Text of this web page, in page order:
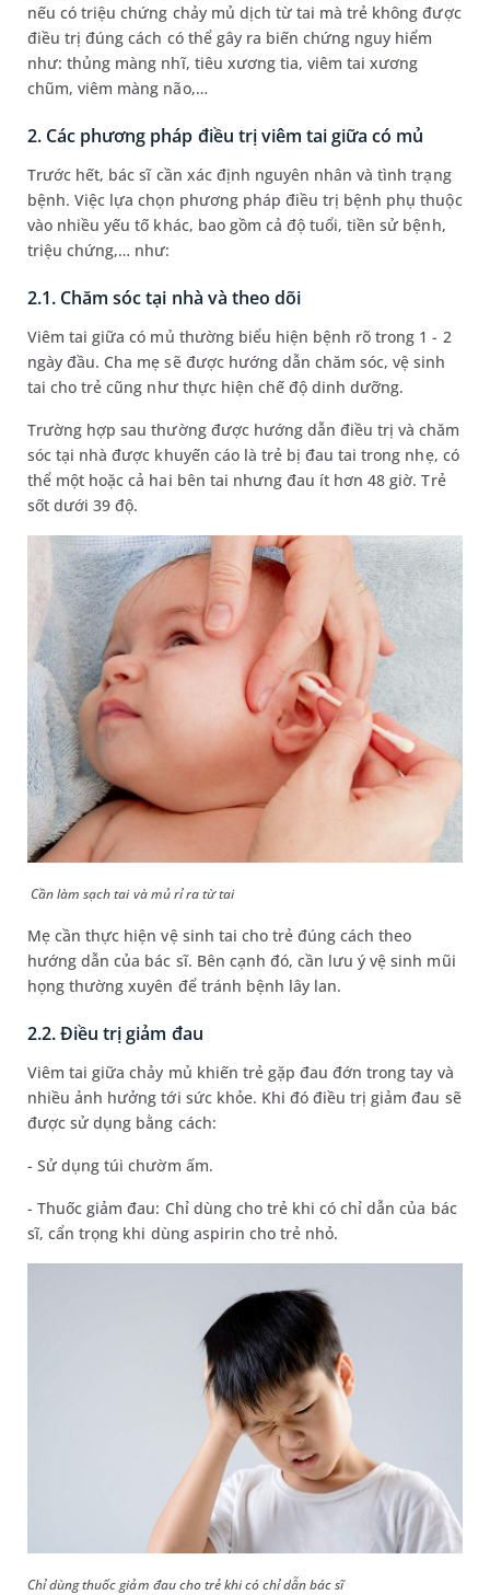
nếu có triệu chứng chảy mủ dịch từ tai mà trẻ không được
điều trị đúng cách có thể gây ra biến chứng nguy hiểm
như: thủng màng nhĩ, tiêu xương tia, viêm tai xương
chũm, viêm màng não,…
2. Các phương pháp điều trị viêm tai giữa có mủ
Trước hết, bác sĩ cần xác định nguyên nhân và tình trạng
bệnh. Việc lựa chọn phương pháp điều trị bệnh phụ thuộc
vào nhiều yếu tố khác, bao gồm cả độ tuổi, tiền sử bệnh,
triệu chứng,… như:
2.1. Chăm sóc tại nhà và theo dõi
Viêm tai giữa có mủ thường biểu hiện bệnh rõ trong 1 - 2
ngày đầu. Cha mẹ sẽ được hướng dẫn chăm sóc, vệ sinh
tai cho trẻ cũng như thực hiện chế độ dinh dưỡng.
Trường hợp sau thường được hướng dẫn điều trị và chăm
sóc tại nhà được khuyến cáo là trẻ bị đau tai trong nhẹ, có
thể một hoặc cả hai bên tai nhưng đau ít hơn 48 giờ. Trẻ
sốt dưới 39 độ.
Cần làm sạch tai và mủ rỉ ra từ tai
Mẹ cần thực hiện vệ sinh tai cho trẻ đúng cách theo
hướng dẫn của bác sĩ. Bên cạnh đó, cần lưu ý vệ sinh mũi
họng thường xuyên để tránh bệnh lây lan.
2.2. Điều trị giảm đau
Viêm tai giữa chảy mủ khiến trẻ gặp đau đớn trong tay và
nhiều ảnh hưởng tới sức khỏe. Khi đó điều trị giảm đau sẽ
được sử dụng bằng cách:
- Sử dụng túi chườm ấm.
- Thuốc giảm đau: Chỉ dùng cho trẻ khi có chỉ dẫn của bác
sĩ, cẩn trọng khi dùng aspirin cho trẻ nhỏ.
Chỉ dùng thuốc giảm đau cho trẻ khi có chỉ dẫn bác sĩ